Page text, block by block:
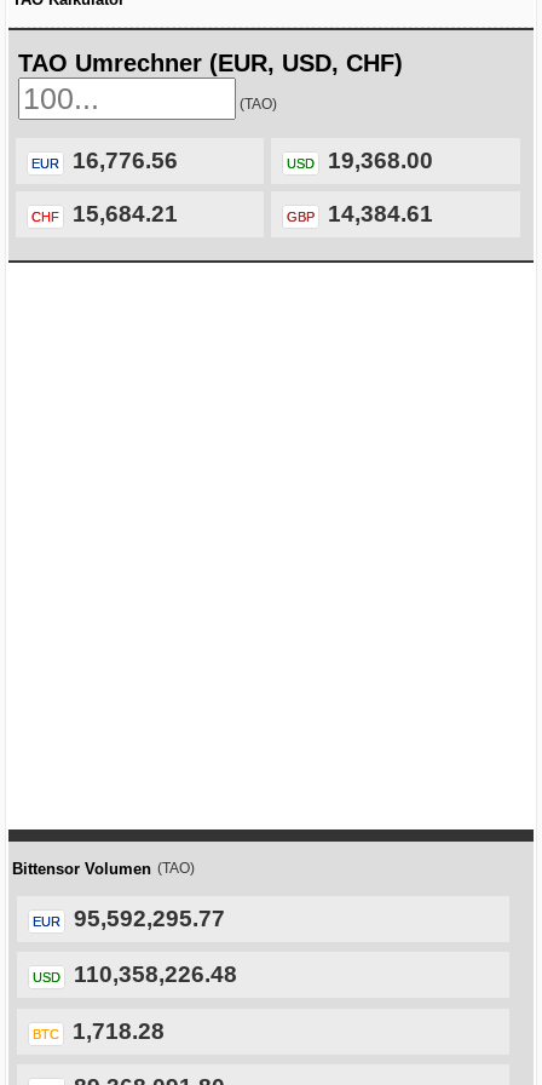
TAO Umrechner (EUR, USD, CHF)
(TAO)
EUR 16,776.56 USD 19,368.00
CHF 15,684.21 GBP 14,384.61
Bittensor Volumen (TAO)
EUR 95,592,295.77
USD 110,358,226.48
BTC 1,718.28